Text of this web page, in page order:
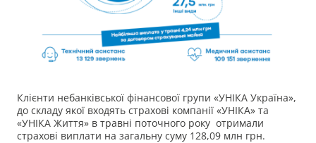
Клієнти небанківської фінансової групи «УНІКА Україна»,
до складу якої входять страхові компанії «УНІКА» та
«УНІКА Життя» в травні поточного року отримали
страхові виплати на загальну суму 128,09 млн грн.